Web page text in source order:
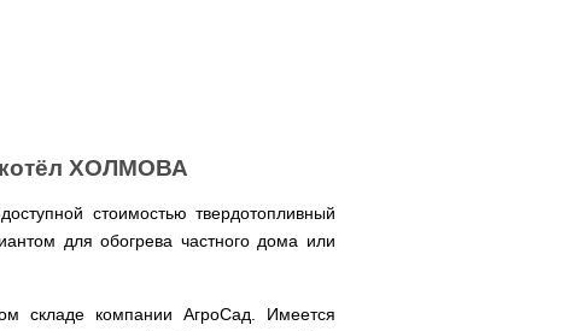
котёл ХОЛМОВА
стоимостью твердотопливный
для обогрева частного дома или
складе компании АгроСад. Имеется